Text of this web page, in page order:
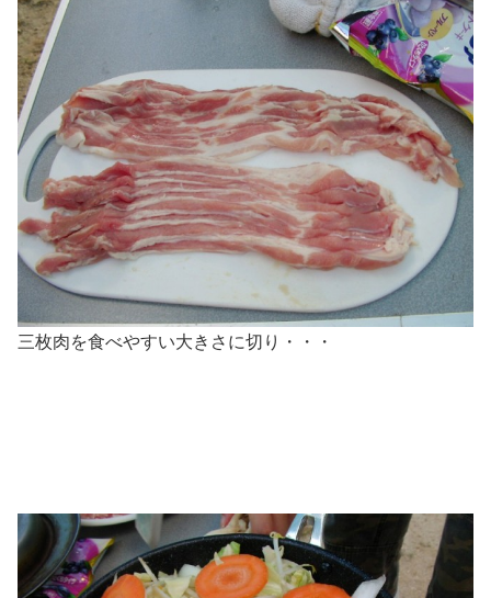
三枚肉を食べやすい大きさに切り・・・